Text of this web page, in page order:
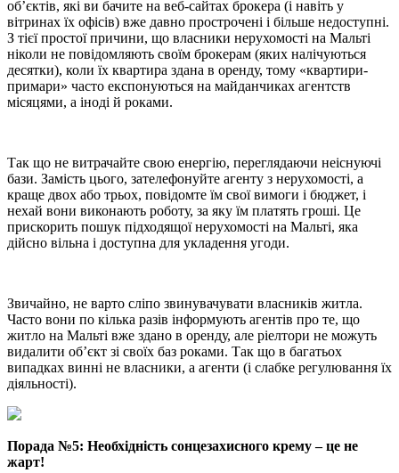
об’єктів, які ви бачите на веб-сайтах брокера (і навіть у
вітринах їх офісів) вже давно прострочені і більше недоступні.
З тієї простої причини, що власники нерухомості на Мальті
ніколи не повідомляють своїм брокерам (яких налічуються
десятки), коли їх квартира здана в оренду, тому «квартири-
примари» часто експонуються на майданчиках агентств
місяцями, а іноді й роками.
Так що не витрачайте свою енергію, переглядаючи неіснуючі
бази. Замість цього, зателефонуйте агенту з нерухомості, а
краще двох або трьох, повідомте їм свої вимоги і бюджет, і
нехай вони виконають роботу, за яку їм платять гроші. Це
прискорить пошук підходящої нерухомості на Мальті, яка
дійсно вільна і доступна для укладення угоди.
Звичайно, не варто сліпо звинувачувати власників житла.
Часто вони по кілька разів інформують агентів про те, що
житло на Мальті вже здано в оренду, але ріелтори не можуть
видалити об’єкт зі своїх баз роками. Так що в багатьох
випадках винні не власники, а агенти (і слабке регулювання їх
діяльності).
Порада №5: Необхідність сонцезахисного крему – це не
жарт!